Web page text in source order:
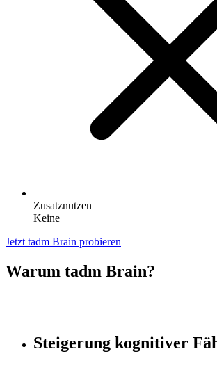
Zusatznutzen
Keine
Jetzt tadm Brain probieren
Warum tadm Brain?
Steigerung kognitiver